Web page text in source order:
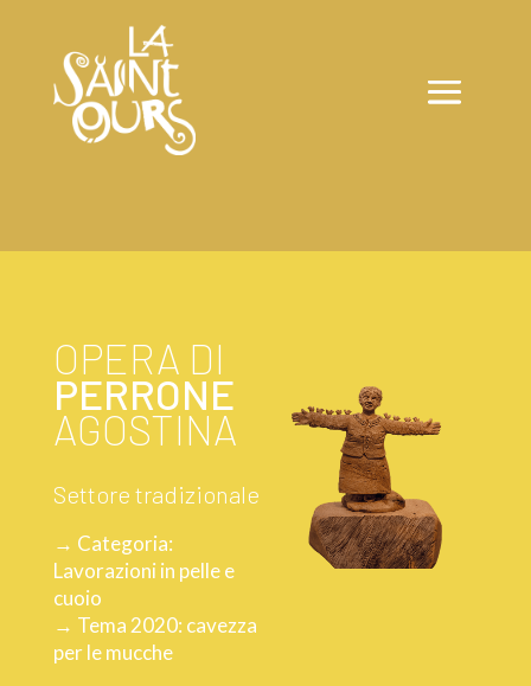
OPERA DI
PERRONE
AGOSTINA
Settore tradizionale
→ Categoria:
Lavorazioni in pelle e
cuoio
→ Tema 2020: cavezza
per le mucche